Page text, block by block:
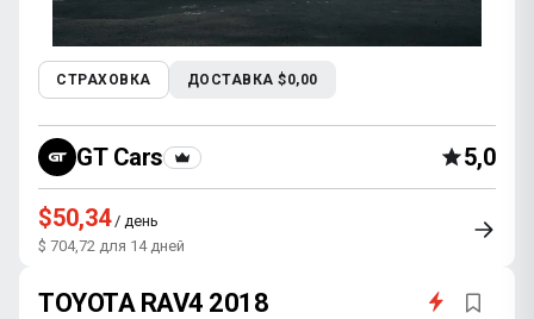
СТРАХОВКА ДОСТАВКА $0,00
GT Cars 5,0
$50,34/ день
$ 704,72 для 14 дней
TOYOTA RAV4 2018